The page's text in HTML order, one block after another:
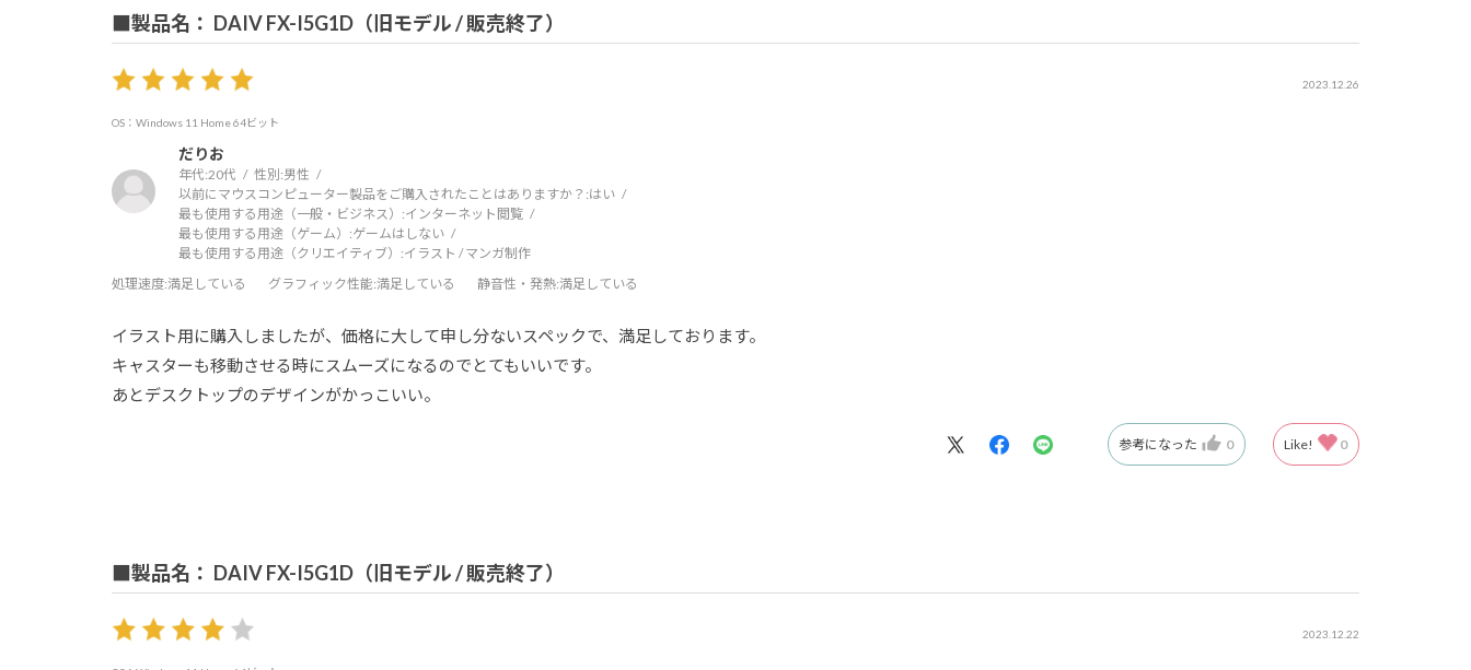
■製品名： DAIV FX-I5G1D（旧モデル / 販売終了）
2023.12.26
OS：Windows 11 Home 64ビット
だりお
年代:20代 性別:男性
以前にマウスコンピューター製品をご購入されたことはありますか？:はい
最も使用する用途（一般・ビジネス）:インターネット閲覧
最も使用する用途（ゲーム）:ゲームはしない
最も使用する用途（クリエイティブ）:イラスト / マンガ制作
処理速度:満足している グラフィック性能:満足している 静音性・発熱:満足している
イラスト用に購入しましたが、価格に大して申し分ないスペックで、満足しております。
キャスターも移動させる時にスムーズになるのでとてもいいです。
あとデスクトップのデザインがかっこいい。
参考になった 0 Like! 0
■製品名： DAIV FX-I5G1D（旧モデル / 販売終了）
2023.12.22